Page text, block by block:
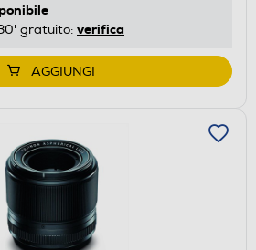
gratuito: verifica
AGGIUNGI